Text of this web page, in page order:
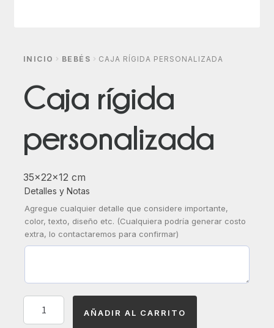
INICIO BEBÉS CAJA RÍGIDA PERSONALIZADA
Caja rígida
personalizada
35x22x12 cm
Detalles y Notas
Agregue cualquier detalle que considere importante,
color, texto, diseño etc. (Cualquiera podría generar costo
extra, lo contactaremos para confirmar)
AÑADIR AL CARRITO